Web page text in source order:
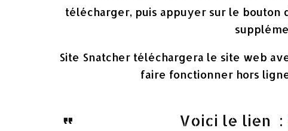
télécharger, puis appuyer sur le
Site Snatcher téléchargera le site web
faire fonctionner hors
Voici le lien :